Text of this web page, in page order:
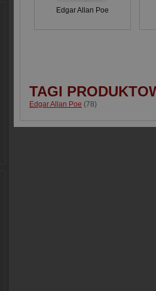
Edgar Allan Poe
TAGI
Edgar Allan Poe (78)